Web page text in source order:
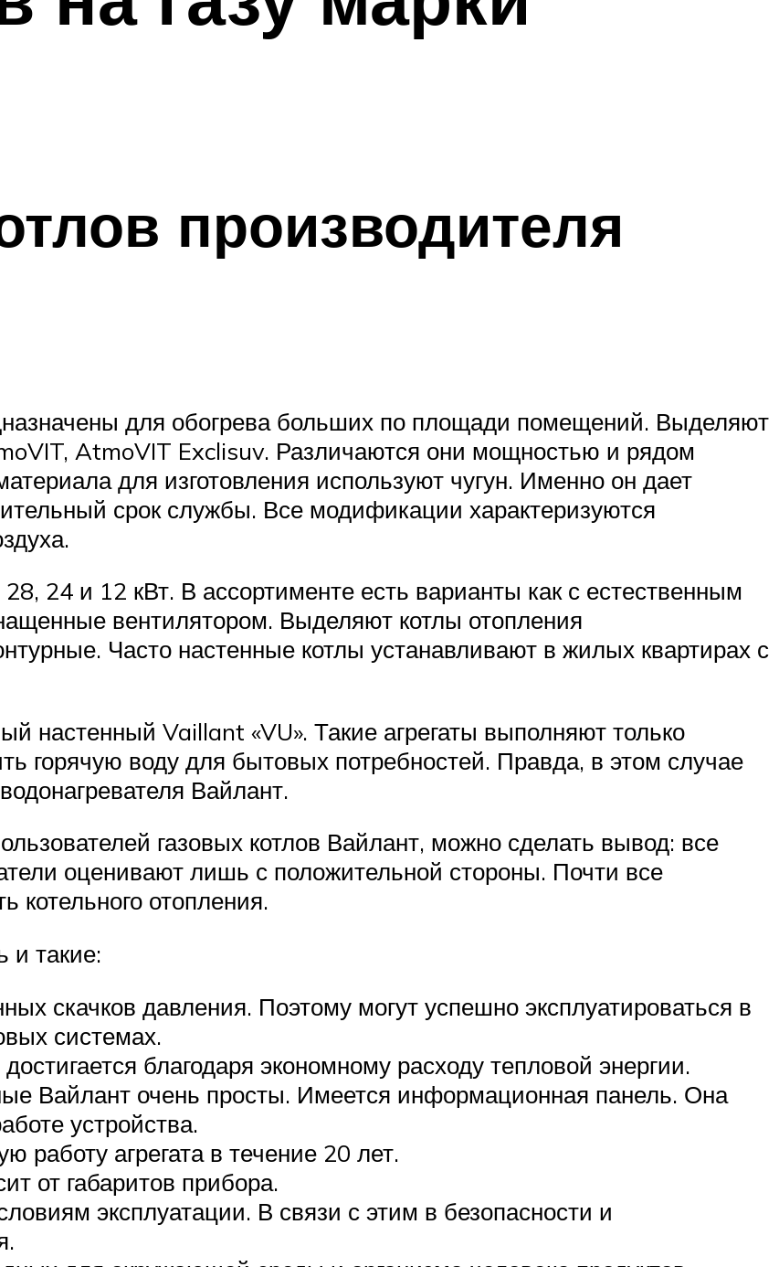
производителя
для обогрева больших по площади помещений. Выделяют
AtmoVIT Exclisuv. Различаются они мощностью и рядом
для изготовления используют чугун. Именно он дает
срок службы. Все модификации характеризуются
24 и 12 кВт. В ассортименте есть варианты как с естественным
вентилятором. Выделяют котлы отопления
Часто настенные котлы устанавливают в жилых квартирах с
настенный Vaillant «VU». Такие агрегаты выполняют только
горячую воду для бытовых потребностей. Правда, в этом случае
Вайлант.
газовых котлов Вайлант, можно сделать вывод: все
оценивают лишь с положительной стороны. Почти все
котельного отопления.
и такие:
скачков давления. Поэтому могут успешно эксплуатироваться в
системах.
благодаря экономному расходу тепловой энергии.
Вайлант очень просты. Имеется информационная панель. Она
устройства.
работу агрегата в течение 20 лет.
от габаритов прибора.
эксплуатации. В связи с этим в безопасности и